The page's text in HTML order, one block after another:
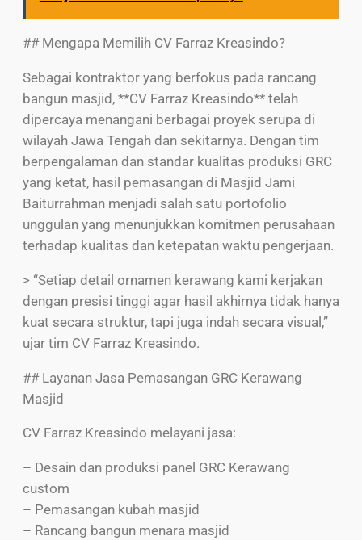
## Mengapa Memilih CV Farraz Kreasindo?
Sebagai kontraktor yang berfokus pada rancang
bangun masjid, **CV Farraz Kreasindo** telah
dipercaya menangani berbagai proyek serupa di
wilayah Jawa Tengah dan sekitarnya. Dengan tim
berpengalaman dan standar kualitas produksi GRC
yang ketat, hasil pemasangan di Masjid Jami
Baiturrahman menjadi salah satu portofolio
unggulan yang menunjukkan komitmen perusahaan
terhadap kualitas dan ketepatan waktu pengerjaan.
> “Setiap detail ornamen kerawang kami kerjakan
dengan presisi tinggi agar hasil akhirnya tidak hanya
kuat secara struktur, tapi juga indah secara visual,”
ujar tim CV Farraz Kreasindo.
## Layanan Jasa Pemasangan GRC Kerawang
Masjid
CV Farraz Kreasindo melayani jasa:
– Desain dan produksi panel GRC Kerawang
custom
– Pemasangan kubah masjid
– Rancang bangun menara masjid